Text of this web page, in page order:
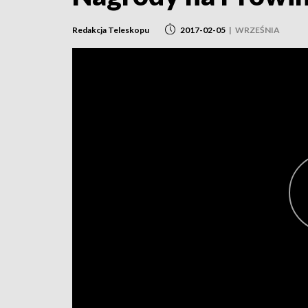
Redakcja Teleskopu 2017-02-05 | WRZEŚNIA